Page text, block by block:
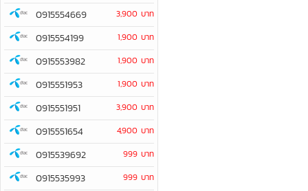
0915554669 3,900 บาท
0915554199 1,900 บาท
0915553982 1,900 บาท
0915551953 1,900 บาท
0915551951 3,900 บาท
0915551654 4,900 บาท
0915539692 999 บาท
0915535993 999 บาท